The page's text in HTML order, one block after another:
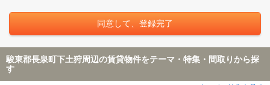
駿東郡長泉町下土狩周辺の賃貸物件をテーマ・特集・間取りから探
す